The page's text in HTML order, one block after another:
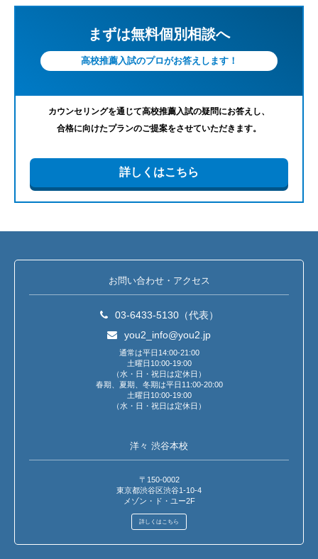
まずは無料個別相談へ
高校推薦入試のプロがお答えします！
カウンセリングを通じて高校推薦入試の疑問にお答えし、
合格に向けたプランのご提案をさせていただきます。
詳しくはこちら
お問い合わせ・アクセス
03-6433-5130（代表）
you2_info@you2.jp
通常は平日14:00-21:00
土曜日10:00-19:00
（水・日・祝日は定休日）
春期、夏期、冬期は平日11:00-20:00
土曜日10:00-19:00
（水・日・祝日は定休日）
洋々 渋谷本校
〒150-0002
東京都渋谷区渋谷1-10-4
メゾン・ド・ユー2F
詳しくはこちら